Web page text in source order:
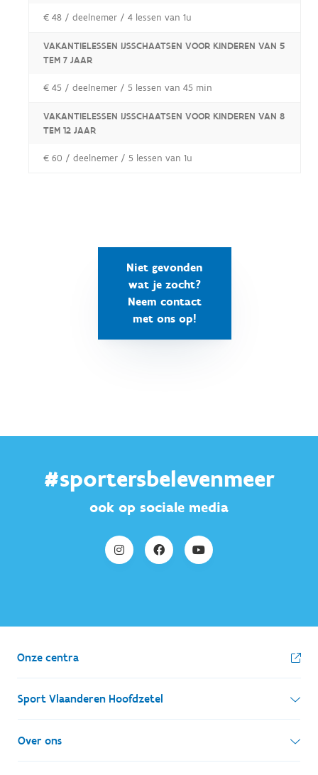
€ 48 / deelnemer / 4 lessen van 1u
VAKANTIELESSEN IJSSCHAATSEN VOOR KINDEREN VAN 5
TEM 7 JAAR
€ 45 / deelnemer / 5 lessen van 45 min
VAKANTIELESSEN IJSSCHAATSEN VOOR KINDEREN VAN 8
TEM 12 JAAR
€ 60 / deelnemer / 5 lessen van 1u
Niet gevonden
wat je zocht?
Neem contact
met ons op!
#sportersbelevenmeer
ook op sociale media
Onze centra
Sport Vlaanderen Hoofdzetel
Simon Bolivarlaan 17
1000 Brussel
Over ons